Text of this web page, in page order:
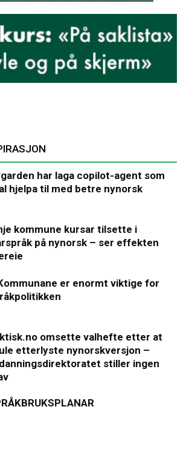
har laga copilot-agent som
hjelpa til med betre nynorsk
kommune kursar tilsette i
på nynorsk – ser effekten
er enormt viktige for
omsette valhefte etter at
etterlyste nynorskversjon –
stiller ingen